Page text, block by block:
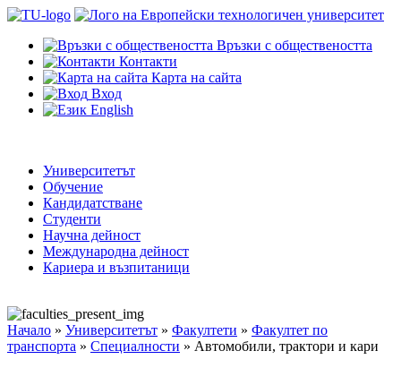
Връзки с обществеността
Контакти
Карта на сайта
Вход
English
Университетът
Обучение
Кандидатстване
Студенти
Научна дейност
Международна дейност
Кариера и възпитаници
Начало » Университетът » Факултети » Факултет по
транспорта » Специалности » Автомобили, трактори и кари